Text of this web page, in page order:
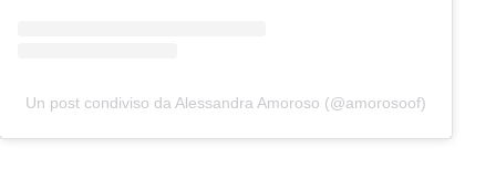
Un post condiviso da Alessandra Amoroso (@amorosoof)